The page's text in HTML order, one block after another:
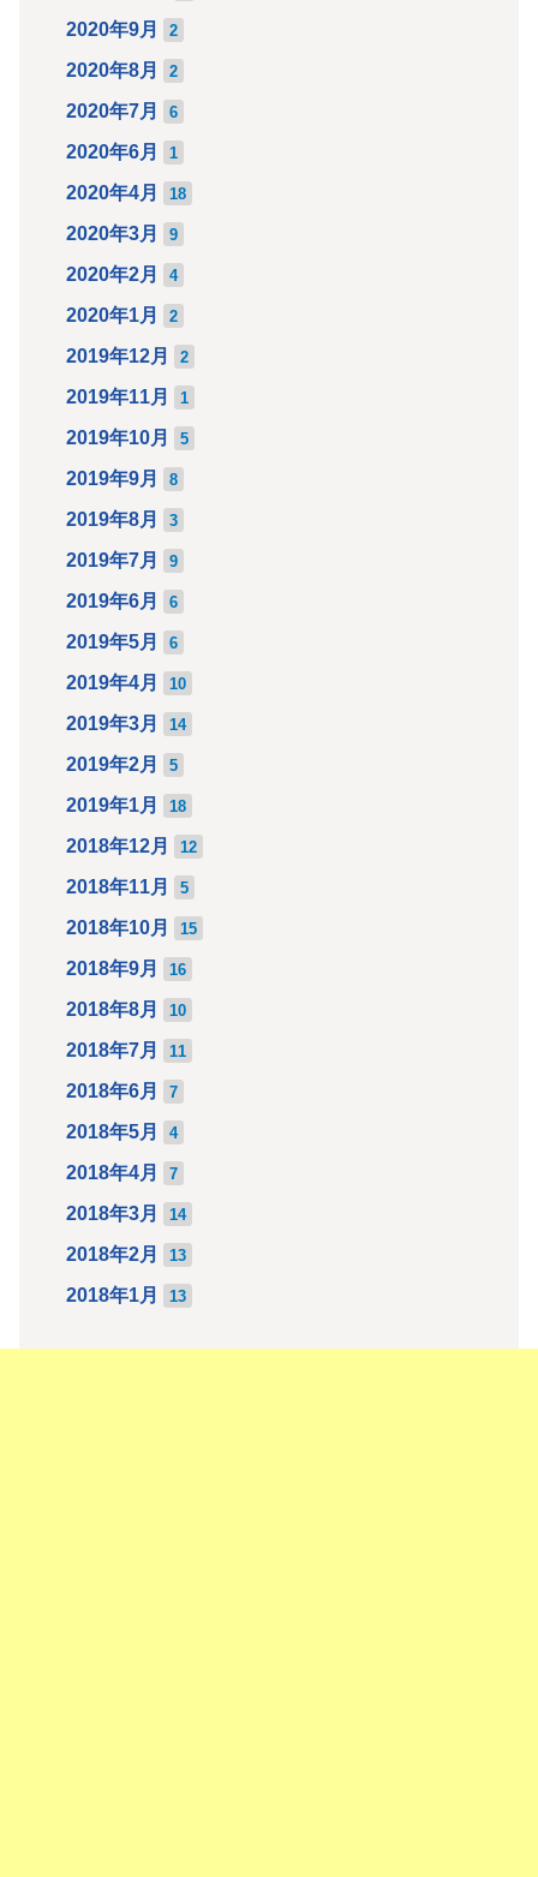
2020年9月 2
2020年8月 2
2020年7月 6
2020年6月 1
2020年4月 18
2020年3月 9
2020年2月 4
2020年1月 2
2019年12月 2
2019年11月 1
2019年10月 5
2019年9月 8
2019年8月 3
2019年7月 9
2019年6月 6
2019年5月 6
2019年4月 10
2019年3月 14
2019年2月 5
2019年1月 18
2018年12月 12
2018年11月 5
2018年10月 15
2018年9月 16
2018年8月 10
2018年7月 11
2018年6月 7
2018年5月 4
2018年4月 7
2018年3月 14
2018年2月 13
2018年1月 13